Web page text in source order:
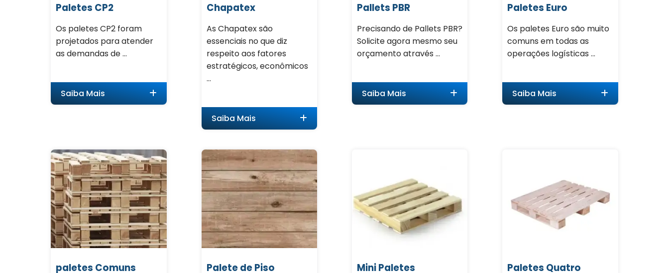
Paletes CP2
Os paletes CP2 foram
projetados para atender
as demandas de ...
Saiba Mais
Chapatex
As Chapatex são
essenciais no que diz
respeito aos fatores
estratégicos, econômicos
...
Saiba Mais
Pallets PBR
Precisando de Pallets PBR?
Solicite agora mesmo seu
orçamento através ...
Saiba Mais
Paletes Euro
Os paletes Euro são muito
comuns em todas as
operações logísticas ...
Saiba Mais
paletes Comuns Palete de Piso Mini Paletes Paletes Quatro